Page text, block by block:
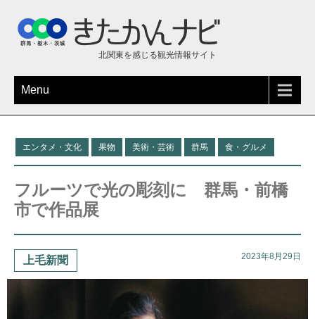
北関東を感じる観光情報サイト
Menu
エンタメ・文化 果物 美術・芸術 群馬 食・グルメ
フルーツで光の彫刻に 群馬・前橋
市で作品展
上毛新聞 2023年8月29日